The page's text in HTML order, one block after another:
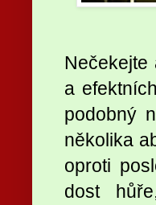
a
podobný
několika
oproti
dost